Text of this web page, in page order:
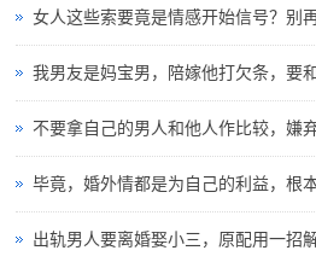
女人这些索要竟是情感开始信号？别
我男友是妈宝男，陪嫁他打欠条，要
不要拿自己的男人和他人作比较，嫌
毕竟，婚外情都是为自己的利益，根
出轨男人要离婚娶小三，原配用一招